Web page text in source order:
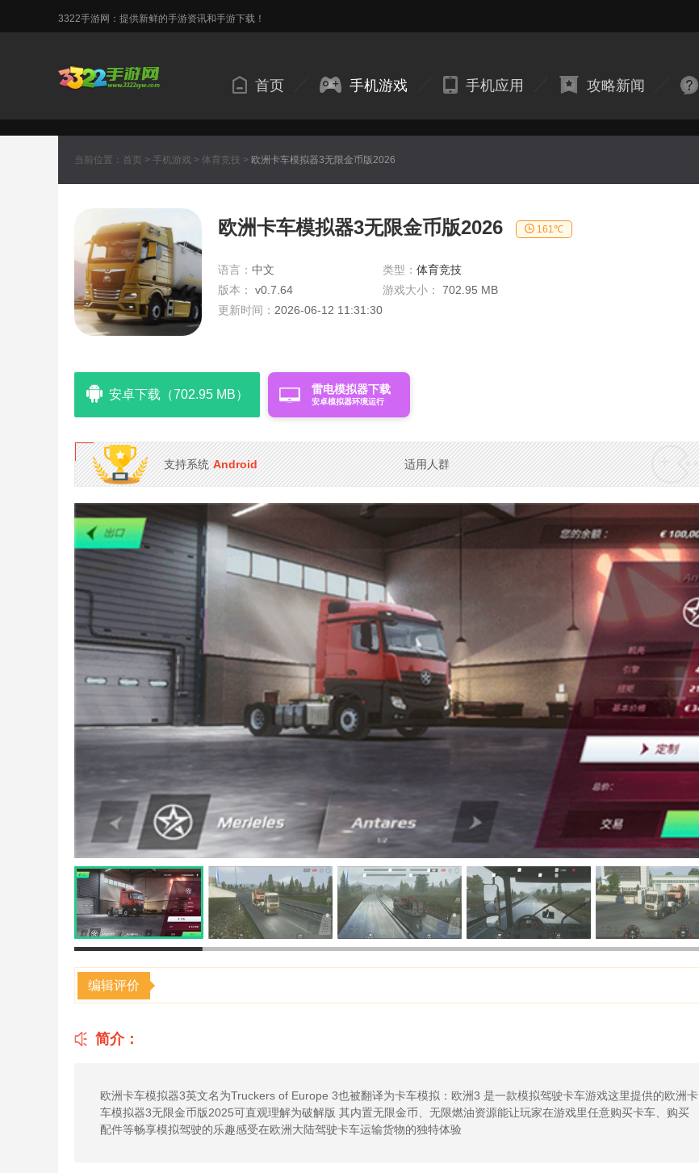
3322手游网：提供新鲜的手游资讯和手游下载！
首页 手机游戏 手机应用 攻略新闻
当前位置： 首页 > 手机游戏 > 体育竞技 > 欧洲卡车模拟器3无限金币版2026
欧洲卡车模拟器3无限金币版2026 161℃
语言： 中文 类型： 体育竞技
版本：
v0.7.64 游戏大小：
702.95 MB
更新时间： 2026-06-12 11:31:30
安卓下载（702.95 MB） 雷电模拟器下载
安卓模拟器环境运行
支持系统 Android 适用人群
编辑评价
简介：
欧洲卡车模拟器3英文名为Truckers of Europe 3也被翻译为卡车模拟：欧洲3 是一款模拟驾驶卡车游戏这里提供的欧洲卡
车模拟器3无限金币版2025可直观理解为破解版 其内置无限金币、无限燃油资源能让玩家在游戏里任意购买卡车、购买
配件等畅享模拟驾驶的乐趣感受在欧洲大陆驾驶卡车运输货物的独特体验